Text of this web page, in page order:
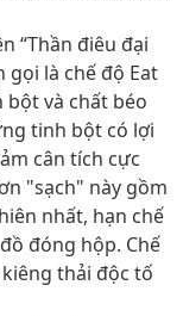
“Thần điêu đại
gọi là chế độ Eat
bột và chất béo
tinh bột có lợi
cân tích cực
"sạch" này gồm
nhất, hạn chế
đóng hộp. Chế
thải độc tố